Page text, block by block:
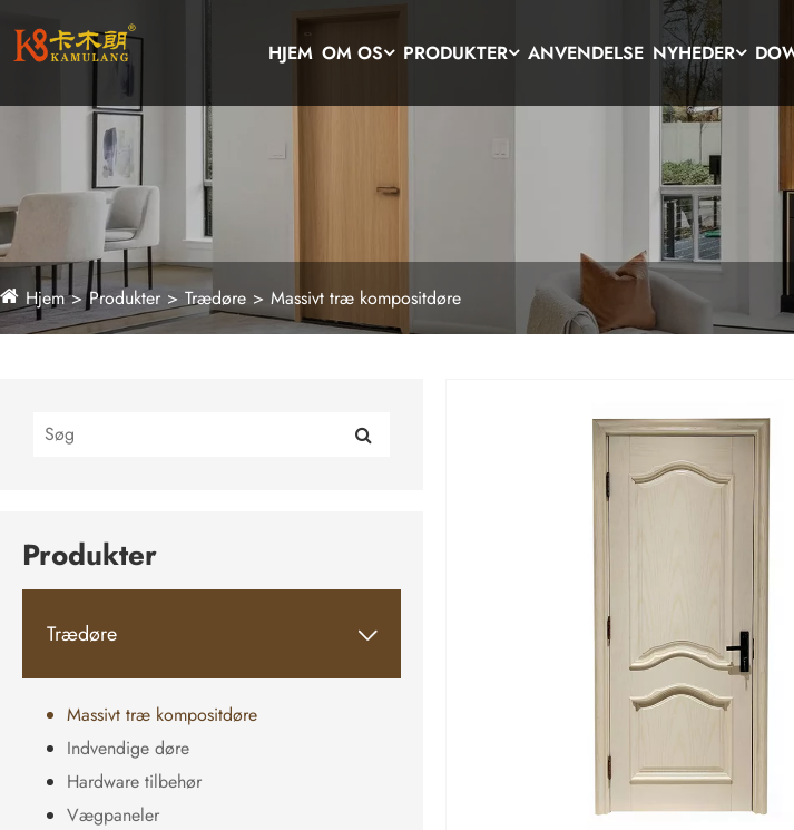
HJEM OM OS PRODUKTER ANVENDELSE NYHEDER
Hjem Produkter Trædøre Massivt træ kompositdøre
Produkter
Trædøre 
Massivt træ kompositdøre
Indvendige døre
Hardware tilbehør
Vægpaneler